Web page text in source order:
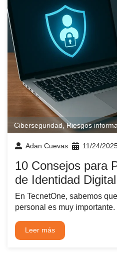
Ciberseguridad ,Riesgos
Adan Cuevas 11/24/
10 Consejos para
de Identidad Digital
En TecnetOne, sabemos
personal es muy
Leer más